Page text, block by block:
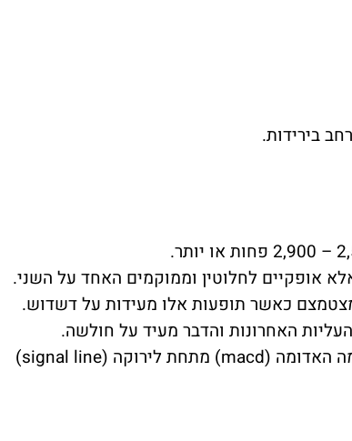
בירידות.
אופקיים לחלוטין וממוקמים האחד על השני.
מצטמצם כאשר תופעות אלו מעידות על דשדוש.
מדד macd מעיד על מומנטום שלילי כאשר העקומה האדומה (macd) מתחת לירוקה (signal line)